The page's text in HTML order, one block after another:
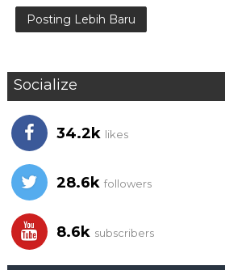
Posting Lebih Baru
Socialize
34.2k likes
28.6k followers
8.6k subscribers